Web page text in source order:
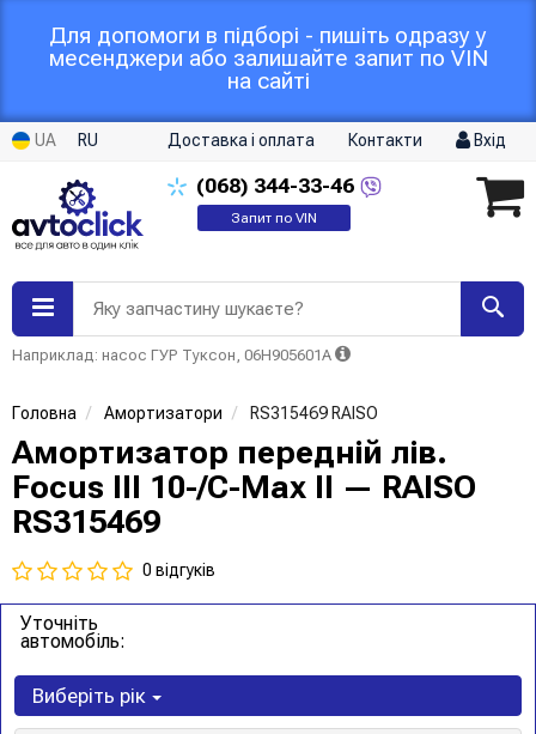
Для допомоги в підборі - пишіть одразу у
месенджери або залишайте запит по VIN
на сайті
UA RU Доставка і оплата Контакти Вхід
(068) 344-33-46
Запит по VIN
Яку запчастину шукаєте?
Наприклад: насос ГУР Туксон, 06H905601A
Головна Амортизатори RS315469 RAISO
Амортизатор передній лів.
Focus III 10-/C-Max II — RAISO
RS315469
0 відгуків
Уточніть
автомобіль:
Виберіть рік